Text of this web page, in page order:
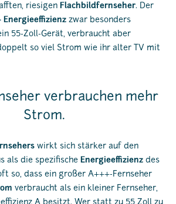
riesigen Flachbildfernseher. Der
Energieeffizienz zwar besonders
55-Zoll-Gerät, verbraucht aber
so viel Strom wie ihr alter TV mit
verbrauchen mehr
Strom.
wirkt sich stärker auf den
als die spezifische Energieeffizienz des
so, dass ein großer A+++-Fernseher
verbraucht als ein kleiner Fernseher,